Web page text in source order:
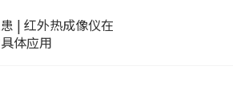
| 红外热成像仪在
体应用